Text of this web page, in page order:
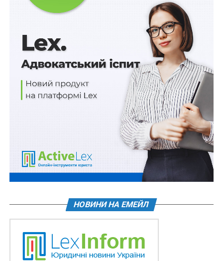
На Вінниччині СБУ затримала двох силовиків
НОВИНИ НА ЕМЕЙЛ